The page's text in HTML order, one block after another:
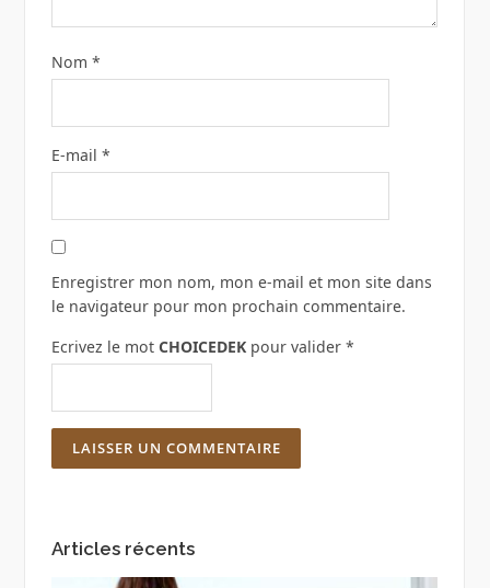
Nom *
E-mail *
Enregistrer mon nom, mon e-mail et mon site dans
le navigateur pour mon prochain commentaire.
Ecrivez le mot CHOICEDEKpour valider *
Articles récents